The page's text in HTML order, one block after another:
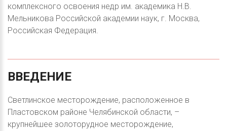
комплексного освоения недр им. академика Н.В.
Мельникова Российской академии наук, г. Москва,
Российская Федерация.
ВВЕДЕНИЕ
Светлинское месторождение, расположенное в
Пластовском районе Челябинской области, –
крупнейшее золоторудное месторождение,